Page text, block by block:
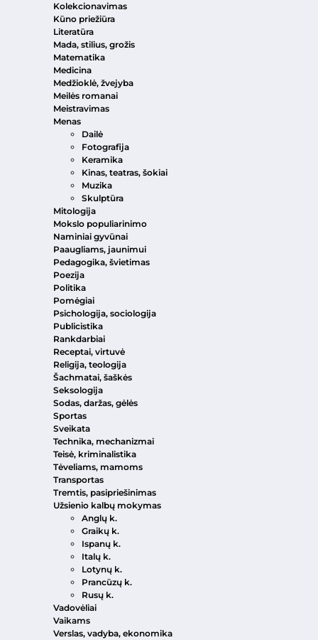
Kolekcionavimas
Kūno priežiūra
Literatūra
Mada, stilius, grožis
Matematika
Medicina
Medžioklė, žvejyba
Meilės romanai
Meistravimas
Menas
Dailė
Fotografija
Keramika
Kinas, teatras, šokiai
Muzika
Skulptūra
Mitologija
Mokslo populiarinimo
Naminiai gyvūnai
Paaugliams, jaunimui
Pedagogika, švietimas
Poezija
Politika
Pomėgiai
Psichologija, sociologija
Publicistika
Rankdarbiai
Receptai, virtuvė
Religija, teologija
Šachmatai, šaškės
Seksologija
Sodas, daržas, gėlės
Sportas
Sveikata
Technika, mechanizmai
Teisė, kriminalistika
Tėveliams, mamoms
Transportas
Tremtis, pasipriešinimas
Užsienio kalbų mokymas
Anglų k.
Graikų k.
Ispanų k.
Italų k.
Lotynų k.
Prancūzų k.
Rusų k.
Vadovėliai
Vaikams
Verslas, vadyba, ekonomika